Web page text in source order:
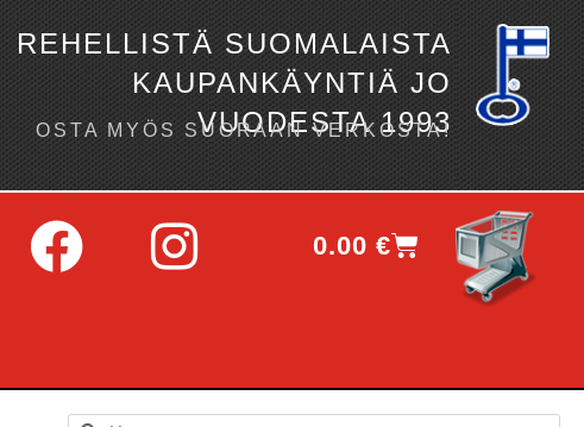
REHELLISTÄ SUOMALAISTA
KAUPANKÄYNTIÄ JO
VUODESTA 1993
OSTA MYÖS SUORAAN VERKOSTA!
0.00€